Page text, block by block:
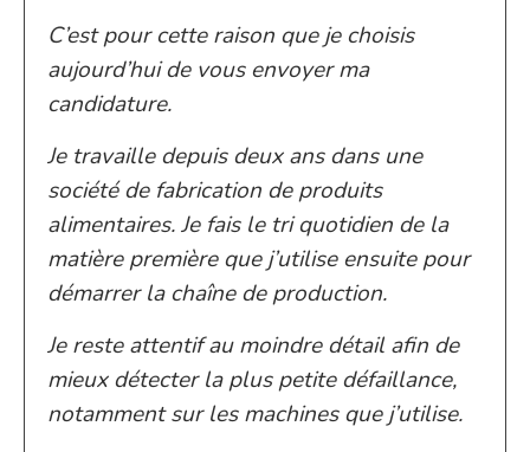
C’est pour cette raison que je choisis
aujourd’hui de vous envoyer ma
candidature.
Je travaille depuis deux ans dans une
société de fabrication de produits
alimentaires. Je fais le tri quotidien de la
matière première que j’utilise ensuite pour
démarrer la chaîne de production.
Je reste attentif au moindre détail afin de
mieux détecter la plus petite défaillance,
notamment sur les machines que j’utilise.